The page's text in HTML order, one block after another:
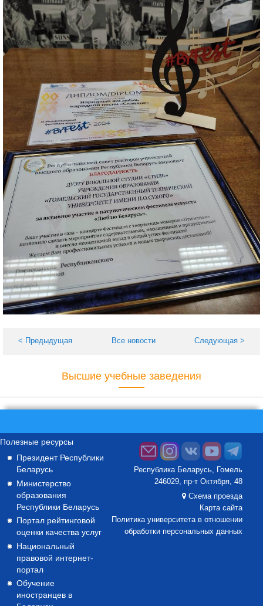
< Предыдущая Все новости Следующая >
Высшие учебные заведения
Полезные ресурсы
Президент Республики
Беларусь
Министерство
образования
Республики Беларусь
Портал рейтинговой
оценки качества услуг
Национальный
правовой интернет-
портал
Обучение
иностранцев в
Республика Беларусь, Гомель
246029, пр-т Октября, 48
Схема проезда
Карта сайта
Политика университета в отношении
обработки персональных данных